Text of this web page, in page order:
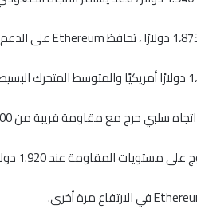
سلبي حرج مع مقاومة قريبة من 1900 دولار.
عند 1.920 دولارًا و 1940 دولارًا ، فقد يرتفع السرعة.